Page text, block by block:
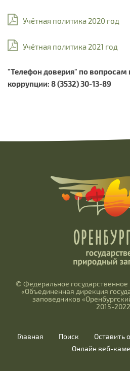
Учётная политика 2020 год
Учётная политика 2021 год
"Телефон доверия" по вопросам
коррупции: 8 (3532) 30-13-89
© Федеральное
«Объединенная дирекция
заповедников
2015-2022
Главная Поиск Оставить
Онлайн веб-